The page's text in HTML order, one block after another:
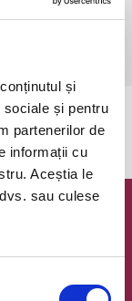
și
sociale și pentru
partenerilor de
informații cu
Aceștia le
sau culese